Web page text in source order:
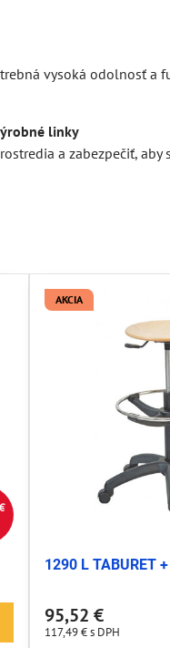
vysoká odolnosť a
linky
a zabezpečiť,
AKCIA
1290 L TABURET
95,52 €
117,49 €s DPH